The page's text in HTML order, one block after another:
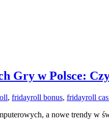
Gry w Polsce:
, fridayroll bonus, fridayroll
a nowe trendy w